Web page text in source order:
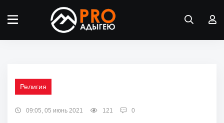
Религия
09:05, 05 июнь 2021 121 0